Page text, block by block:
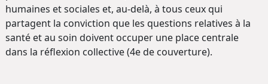
humaines et sociales et, au-delà, à tous ceux qui
partagent la conviction que les questions relatives à la
santé et au soin doivent occuper une place centrale
dans la réflexion collective (4e de couverture).